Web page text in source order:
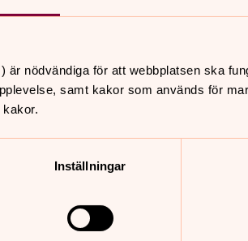
är nödvändiga för att webbplatsen ska
samt kakor som används för
Inställningar